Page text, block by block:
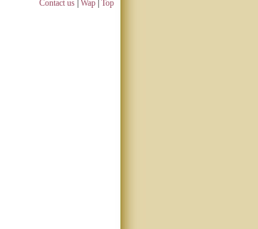
Contact us | Wap | Top